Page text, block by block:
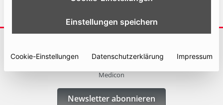
Medicon
Newsletter abonnieren
Einstellungen speichern
Cookie-Einstellungen Datenschutzerklärung Impressum